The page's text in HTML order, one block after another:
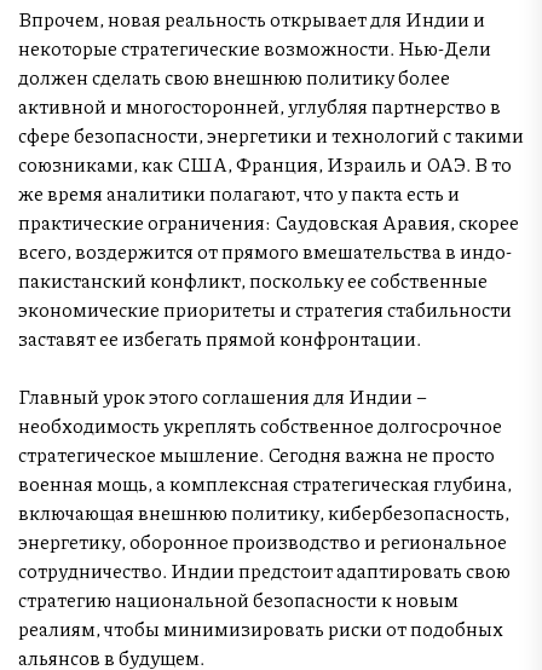
Впрочем, новая реальность открывает для Индии и
некоторые стратегические возможности. Нью-Дели
должен сделать свою внешнюю политику более
активной и многосторонней, углубляя партнерство в
сфере безопасности, энергетики и технологий с такими
союзниками, как США, Франция, Израиль и ОАЭ. В то
же время аналитики полагают, что у пакта есть и
практические ограничения: Саудовская Аравия, скорее
всего, воздержится от прямого вмешательства в индо-
пакистанский конфликт, поскольку ее собственные
экономические приоритеты и стратегия стабильности
заставят ее избегать прямой конфронтации.
Главный урок этого соглашения для Индии –
необходимость укреплять собственное долгосрочное
стратегическое мышление. Сегодня важна не просто
военная мощь, а комплексная стратегическая глубина,
включающая внешнюю политику, кибербезопасность,
энергетику, оборонное производство и региональное
сотрудничество. Индии предстоит адаптировать свою
стратегию национальной безопасности к новым
реалиям, чтобы минимизировать риски от подобных
альянсов в будущем.